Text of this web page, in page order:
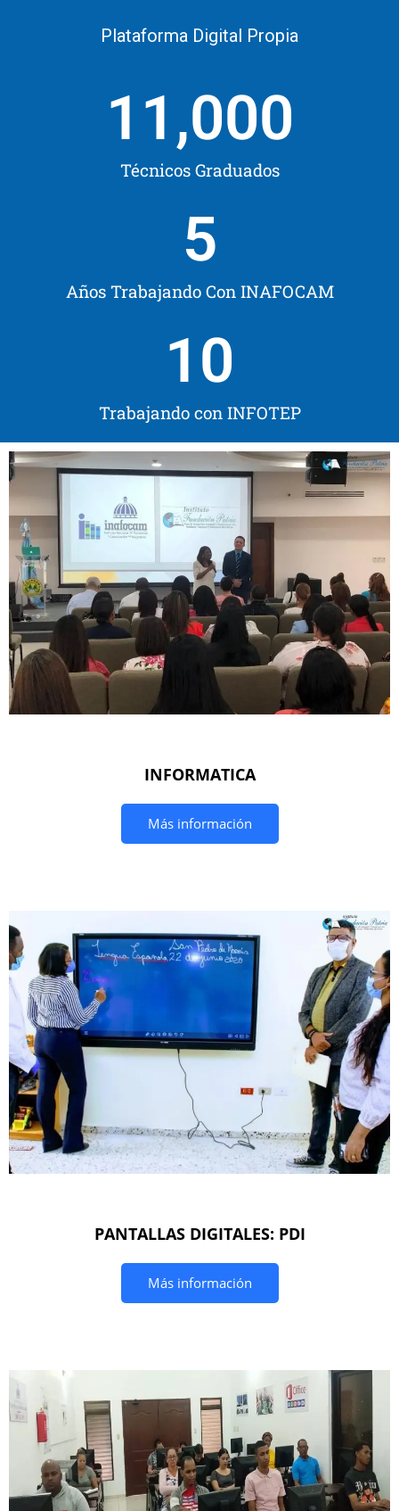
Plataforma Digital Propia
Técnicos Graduados
11,000
Años Trabajando Con INAFOCAM
5
Trabajando con INFOTEP
10
INFORMATICA
Más información
PANTALLAS DIGITALES: PDI
Más información